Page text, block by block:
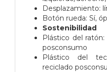
Desplazamiento:
Botón rueda: Sí,
Sostenibilidad
Plástico del
posconsumo
Plástico del
reciclado